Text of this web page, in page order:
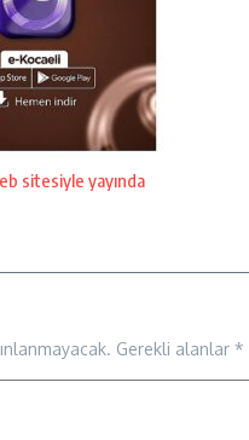
sitesiyle yayında
Gerekli alanlar *